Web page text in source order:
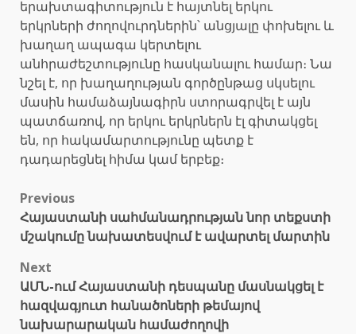
երախտագիտություն է հայտնել երկու
երկրների ժողովուրդներին՝ անցյալը փոխելու և
խաղաղ ապագա կերտելու
անհրաժեշտությունը հասկանալու համար։ Նա
նշել է, որ խաղաղության գործընթաց սկսելու
մասին համաձայնագիրն ստորագրվել է այն
պատճառով, որ երկու երկրներն էլ գիտակցել
են, որ հակամարտությունը պետք է
դադարեցնել հիմա կամ երբեք։
Post
navigation
Previous
Հայաստանի սահմանադրության նոր տեքստի
մշակումը նախատեսվում է ավարտել մարտին
Next
ԱՄՆ-ում Հայաստանի դեսպանը մասնակցել է
հազվագյուտ հանածոների թեմայով
նախարարական համաժողովի